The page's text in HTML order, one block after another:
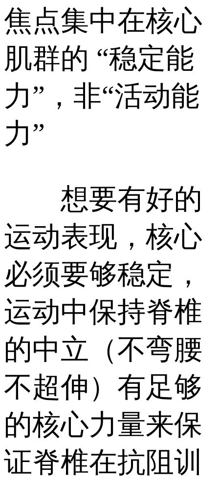
焦点集中在核心
肌群的 “稳定能
力”，非“活动能
力”
想要有好的
运动表现，核心
必须要够稳定，
运动中保持脊椎
的中立（不弯腰
不超伸）有足够
的核心力量来保
证脊椎在抗阻训